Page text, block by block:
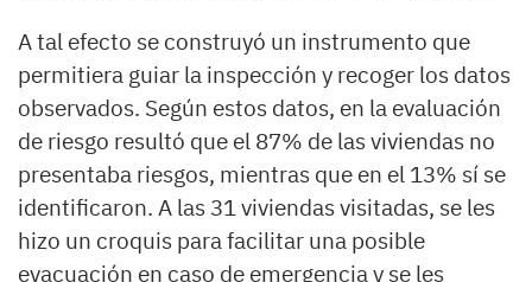
A tal efecto se construyó un instrumento que
permitiera guiar la inspección y recoger los datos
observados. Según estos datos, en la evaluación
de riesgo resultó que el 87% de las viviendas no
presentaba riesgos, mientras que en el 13% sí se
identificaron. A las 31 viviendas visitadas, se les
hizo un croquis para facilitar una posible
evacuación en caso de emergencia y se les